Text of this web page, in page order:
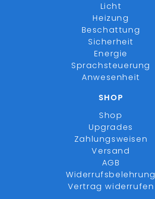
Licht
Heizung
Beschattung
Sicherheit
Energie
Sprachsteuerung
Anwesenheit
SHOP
Shop
Upgrades
Zahlungsweisen
Versand
AGB
Widerrufsbelehrung
Vertrag widerrufen